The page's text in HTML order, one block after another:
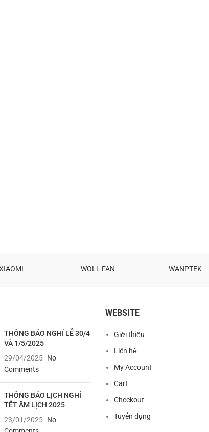
WOLL FAN WANPTEK
THÔNG BÁO NGHỈ LỄ 30/4
VÀ 1/5/2025
29/04/2025 No
Comments
THÔNG BÁO LỊCH NGHỈ
TẾT ÂM LỊCH 2025
23/01/2025 No
WEBSITE
Giới thiệu
Liên hệ
My Account
Cart
Checkout
Tuyển dụng